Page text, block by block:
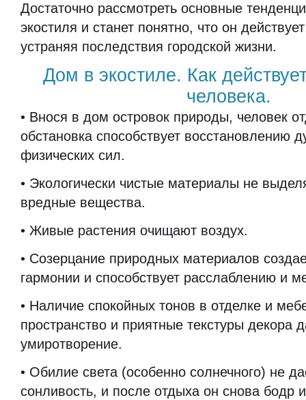
Достаточно рассмотреть основные
экостиля и станет понятно, что он
устраняя последствия городской жизни.
Дом в экостиле. Как
человека.
• Внося в дом островок природы, человек
обстановка способствует восстановлению
физических сил.
• Экологически чистые материалы не
вредные вещества.
• Живые растения очищают воздух.
• Созерцание природных материалов
гармонии и способствует расслаблению и
• Наличие спокойных тонов в отделке и
пространство и приятные текстуры декора
умиротворение.
• Обилие света (особенно солнечного) не
сонливость, и после отдыха он снова бодр